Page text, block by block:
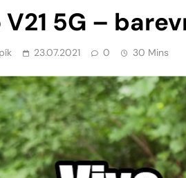
5G –
23.07.2021 0 30 Mins